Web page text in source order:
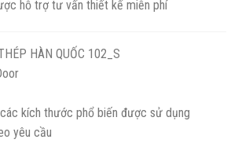
hỗ trợ tư vấn thiết kế miễn phí
HÀN QUỐC 102_S
kích thước phổ biến được sử dụng
yêu cầu